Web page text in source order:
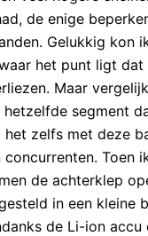
de enige
Gelukkig kon
het punt ligt dat
Maar
hetzelfde segment
het zelfs met deze
Toen
de achterklep
in een kleine
de Li-ion accu